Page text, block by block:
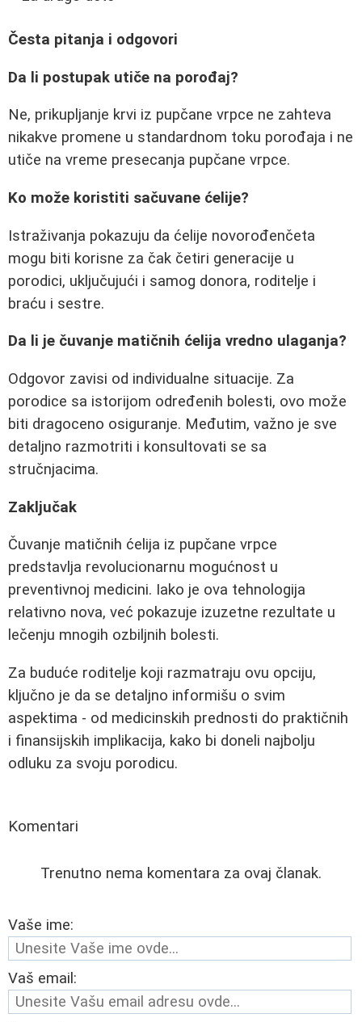
Česta pitanja i odgovori
Da li postupak utiče na porođaj?
Ne, prikupljanje krvi iz pupčane vrpce ne zahteva
nikakve promene u standardnom toku porođaja i ne
utiče na vreme presecanja pupčane vrpce.
Ko može koristiti sačuvane ćelije?
Istraživanja pokazuju da ćelije novorođenčeta
mogu biti korisne za čak četiri generacije u
porodici, uključujući i samog donora, roditelje i
braću i sestre.
Da li je čuvanje matičnih ćelija vredno ulaganja?
Odgovor zavisi od individualne situacije. Za
porodice sa istorijom određenih bolesti, ovo može
biti dragoceno osiguranje. Međutim, važno je sve
detaljno razmotriti i konsultovati se sa
stručnjacima.
Zaključak
Čuvanje matičnih ćelija iz pupčane vrpce
predstavlja revolucionarnu mogućnost u
preventivnoj medicini. Iako je ova tehnologija
relativno nova, već pokazuje izuzetne rezultate u
lečenju mnogih ozbiljnih bolesti.
Za buduće roditelje koji razmatraju ovu opciju,
ključno je da se detaljno informišu o svim
aspektima - od medicinskih prednosti do praktičnih
i finansijskih implikacija, kako bi doneli najbolju
odluku za svoju porodicu.
Komentari
Trenutno nema komentara za ovaj članak.
Vaše ime:
Vaš email: